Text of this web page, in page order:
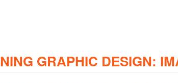
GRAPHIC DESIGN: